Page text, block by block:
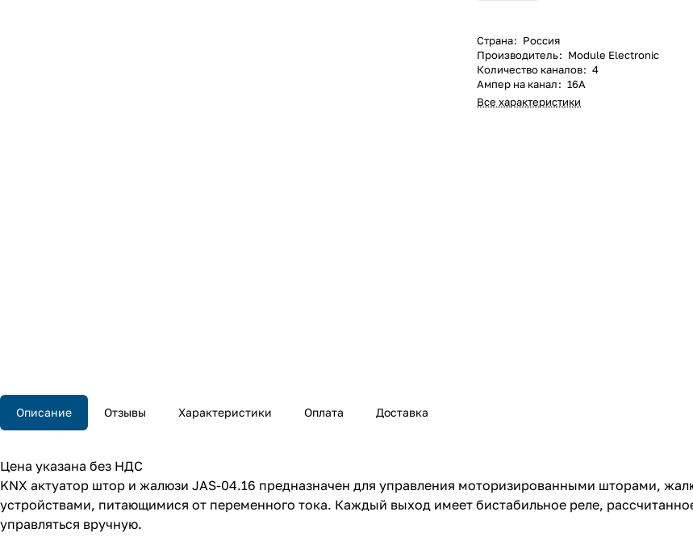
Страна: Россия
Производитель: Module Electronic
Количество каналов: 4
Ампер на канал: 16А
Все характеристики
Описание Отзывы Характеристики Оплата Доставка
Цена указана без НДС
KNX актуатор штор и жалюзи JAS-04.16 предназначен для управления моторизированными шторами,
устройствами, питающимися от переменного тока. Каждый выход имеет бистабильное реле,
управляться вручную.